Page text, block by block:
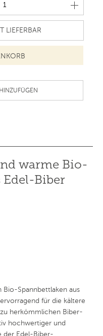
MENGE
LIEFERBAR
warme Bio-
Edel-Biber
Bio-Spannbettlaken aus
für die kältere
herkömmlichen Biber-
hochwertiger und
der Edel-Biber-